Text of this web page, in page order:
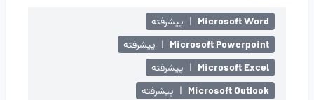
Microsoft Word
| پیشرفته
Microsoft Powerpoint
| پیشرفته
Microsoft Excel
| پیشرفته
Microsoft Outlook
| پیشرفته